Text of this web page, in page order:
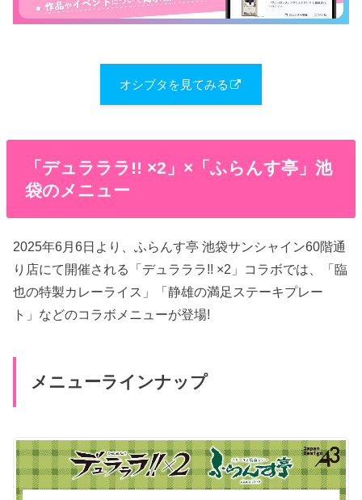
オシブタを見てみる
「デュラララ!! ×2」×「ふらんす亭」池
袋のメニュー
2025年6月6日より、ふらんす亭 池袋サンシャイン60階通
り店にて開催される「デュラララ!! ×2」コラボでは、「臨
也の特製カレーライス」「静雄の満足ステーキプレー
ト」などのコラボメニューが登場!
メニューラインナップ